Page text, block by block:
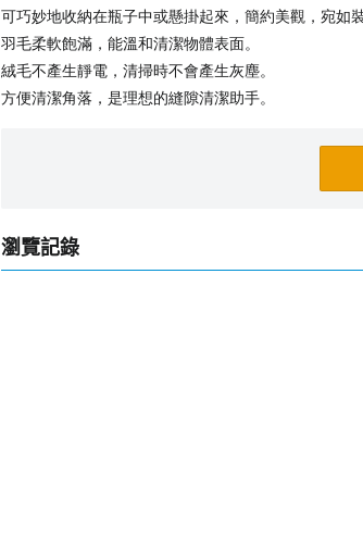
可巧妙地收納在瓶子中或懸掛起來，簡約美觀，宛如
羽毛柔軟飽滿，能溫和清潔物體表面。
絨毛不產生靜電，清掃時不會產生灰塵。
方便清潔角落，是理想的縫隙清潔助手。
瀏覽記錄